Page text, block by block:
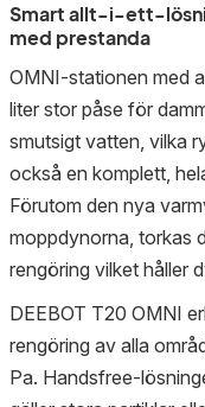
Smart allt-i-ett-
med prestanda
OMNI-stationen med
liter stor påse för
smutsigt vatten, vilka
också en komplett,
Förutom den nya
moppdynorna, torkas
rengöring vilket håller
DEEBOT T20 OMNI
rengöring av alla
Pa. Handsfree-